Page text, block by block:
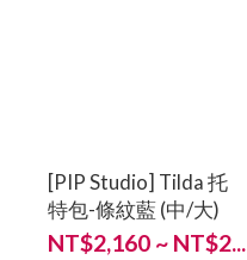
[PIP Studio] Tilda 托
特包-條紋藍 (中/大)
NT$2,160 ~ NT$2...